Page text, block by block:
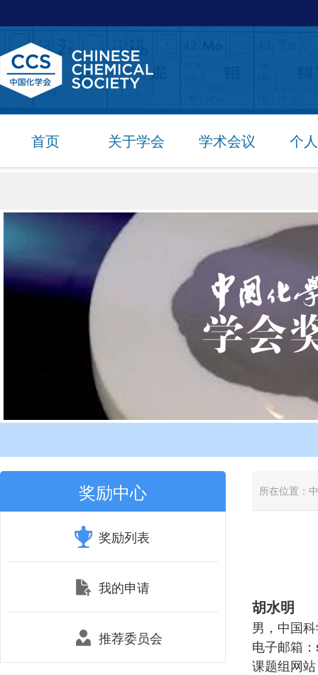
首页 关于学会 学术会议 个
奖励中心
奖励列表
我的申请
推荐委员会
所在位置：
胡水明
男，中国
电子邮箱
课题组网